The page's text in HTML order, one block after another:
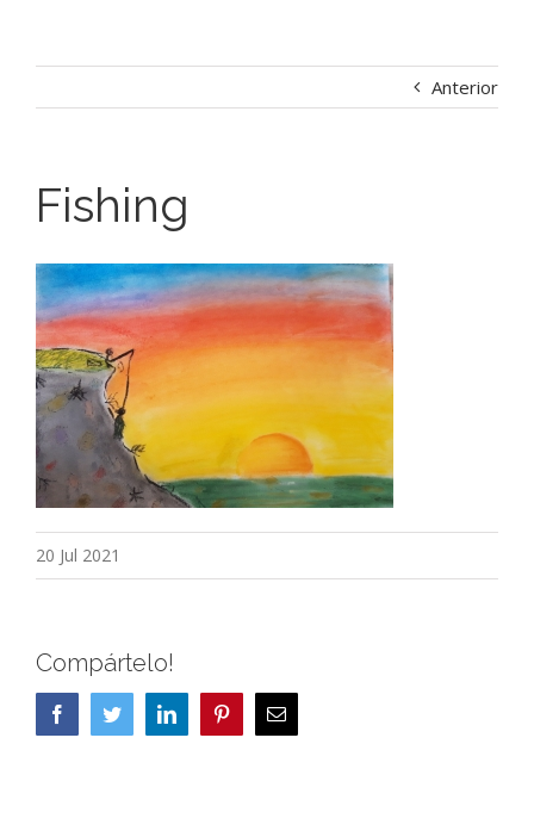
Anterior
Fishing
20 Jul 2021
Compártelo!
FacebookTwitterLinkedIn PinterestCorreo
electrónico